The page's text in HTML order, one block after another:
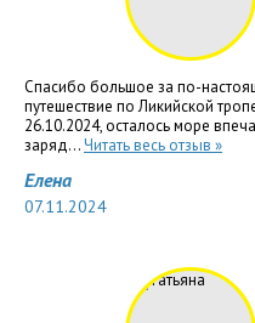
Спасибо большое за по-
путешествие по Ликийской
26.10.2024, осталось море
заряд...Читать весь отзыв »
Елена
07.11.2024